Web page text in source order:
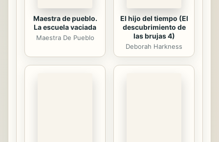
Maestra de pueblo.
La escuela vaciada
Maestra De Pueblo
El hijo del tiempo (El
descubrimiento de
las brujas 4)
Deborah Harkness